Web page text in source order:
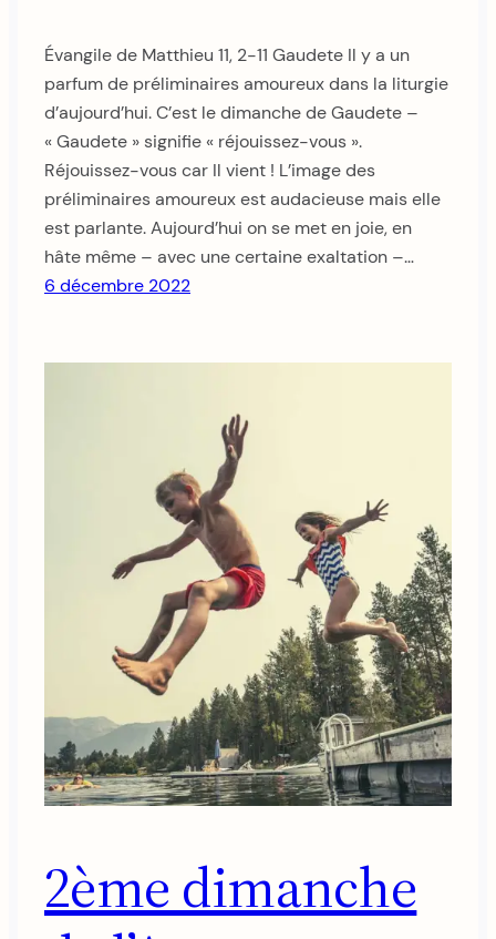
Évangile de Matthieu 11, 2-11 Gaudete Il y a un
parfum de préliminaires amoureux dans la liturgie
d’aujourd’hui. C’est le dimanche de Gaudete –
« Gaudete » signifie « réjouissez-vous ».
Réjouissez-vous car Il vient ! L’image des
préliminaires amoureux est audacieuse mais elle
est parlante. Aujourd’hui on se met en joie, en
hâte même – avec une certaine exaltation –…
6 décembre 2022
2ème dimanche